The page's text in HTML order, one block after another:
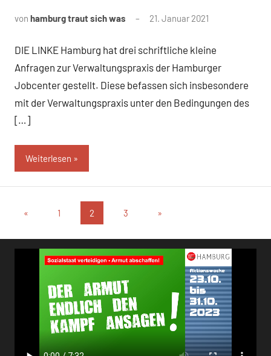
von hamburg traut sich was 21. Januar 2021
DIE LINKE Hamburg hat drei schriftliche kleine
Anfragen zur Verwaltungspraxis der Hamburger
Jobcenter gestellt. Diese befassen sich insbesondere
mit der Verwaltungspraxis unter den Bedingungen des
[…]
Weiterlesen
Seitennummerierung
der
Beiträge
« Vorherige1 2 3
Nächste
»